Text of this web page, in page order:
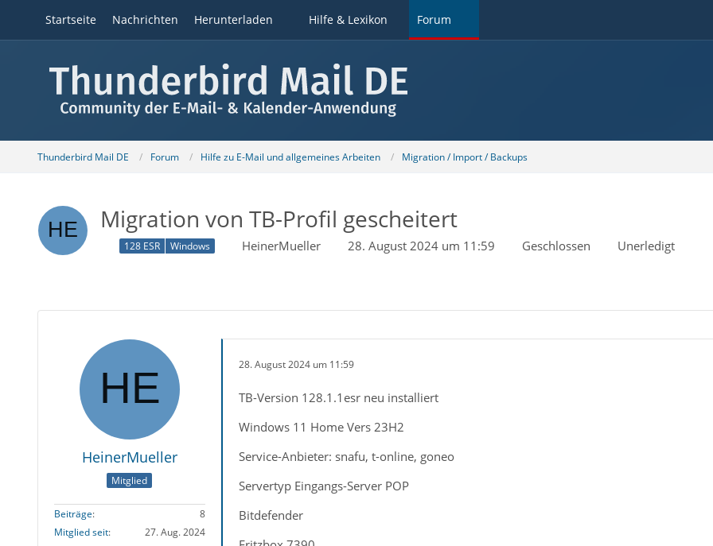
Startseite Nachrichten Herunterladen Hilfe & Lexikon Forum
Thunderbird Mail DE Forum Hilfe zu E-Mail und allgemeines Arbeiten Migration / Import / Backups
Migration von TB-Profil gescheitert
128 ESR Windows HeinerMueller 28. August 2024 um 11:59 Geschlossen Unerledigt
HeinerMueller
Mitglied
Beiträge
8
Mitglied seit
27. Aug. 2024
28. August 2024 um 11:59
TB-Version 128.1.1esr neu installiert
Windows 11 Home Vers 23H2
Service-Anbieter: snafu, t-online, goneo
Servertyp Eingangs-Server POP
Bitdefender